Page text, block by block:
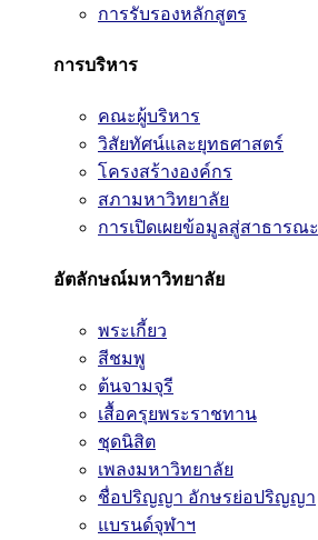
การรับรองหลักสูตร
การบริหาร
คณะผู้บริหาร
วิสัยทัศน์และยุทธศาสตร์
โครงสร้างองค์กร
สภามหาวิทยาลัย
การเปิดเผยข้อมูลสู่สาธารณะ
อัตลักษณ์มหาวิทยาลัย
พระเกี้ยว
สีชมพู
ต้นจามจุรี
เสื้อครุยพระราชทาน
ชุดนิสิต
เพลงมหาวิทยาลัย
ชื่อปริญญา อักษรย่อปริญญา
แบรนด์จุฬาฯ